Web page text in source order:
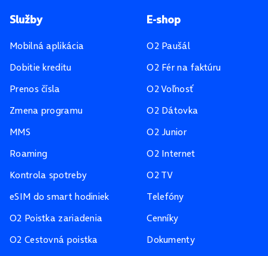
Pätička stránky
Služby
Mobilná aplikácia
Dobitie kreditu
Prenos čísla
Zmena programu
MMS
Roaming
Kontrola spotreby
eSIM do smart hodiniek
O2 Poistka zariadenia
O2 Cestovná poistka
E-shop
O2 Paušál
O2 Fér na faktúru
O2 Voľnosť
O2 Dátovka
O2 Junior
O2 Internet
O2 TV
Telefóny
Cenníky
Dokumenty